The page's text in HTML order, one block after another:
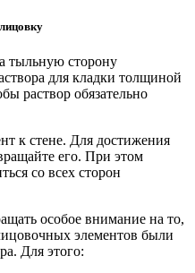
тыльную сторону
для кладки толщиной
раствор обязательно
к стене. Для достижения
его. При этом
со всех сторон
особое внимание на то,
элементов были
Для этого: